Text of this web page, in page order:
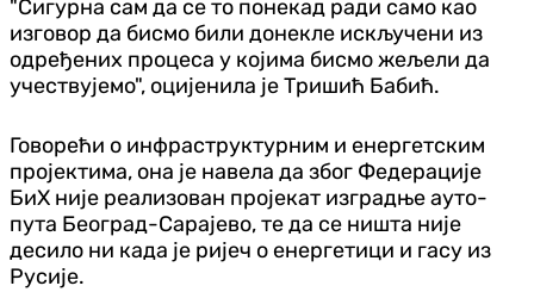
"Сигурна сам да се то понекад ради само као
изговор да бисмо били донекле искључени из
одређених процеса у којима бисмо жељели да
учествујемо", оцијенила је Тришић Бабић.
Говорећи о инфраструктурним и енергетским
пројектима, она је навела да због Федерације
БиХ није реализован пројекат изградње ауто-
пута Београд-Сарајево, те да се ништа није
десило ни када је ријеч о енергетици и гасу из
Русије.